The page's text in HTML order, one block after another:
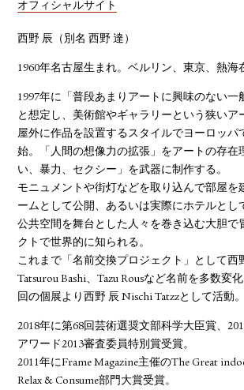
オフィシャルサイト
西野 辰（別名 西野 達）
1960年名古屋生まれ。ベルリン、東京、熱海
1997年に「普段あまりアートに興味のない一
と想定し、美術館やギャラリーという狭いア
屋外に作品を設置するスタイルでヨーロッパ
始。「人間の想像力の拡張」をアートの存在
い、暴力、セクシー」を武器に制作する。
モニュメントや街灯などを取り込んで部屋を
ームとして公開、あるいは実際にホテルとし
公共空間を舞台とした人々を巻き込む大胆で
クトで世界的に知られる。
これまで「名前交換プロジェクト」として⻄
Tatsurou Bashi、Tazu Rousなど名前を多数変
回の個展より⻄野 ⾠ Nischi Tatzzとして活動。
2018年に第68回芸術選奨文部科学大臣賞、
アワード2013審査委員特別賞受賞。
2011年にFrame Magazine主催のThe Great
Relax & Consume部門大賞受賞。